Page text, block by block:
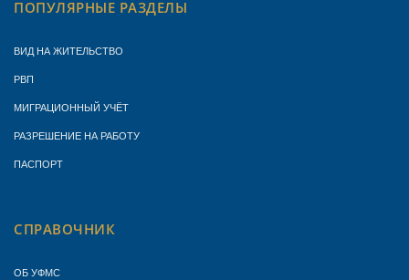
ПОПУЛЯРНЫЕ РАЗДЕЛЫ
ВИД НА ЖИТЕЛЬСТВО
РВП
МИГРАЦИОННЫЙ УЧЁТ
РАЗРЕШЕНИЕ НА РАБОТУ
ПАСПОРТ
СПРАВОЧНИК
ОБ УФМС